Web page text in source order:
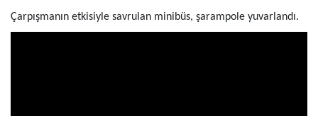
Çarpışmanın etkisiyle savrulan minibüs, şarampole yuvarlandı.